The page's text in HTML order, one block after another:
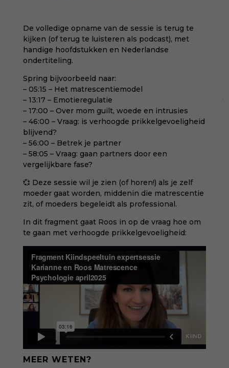
De volledige opname van de sessie is terug te
kijken (of terug te luisteren als podcast), met
handige hoofdstukken en Nederlandse
ondertiteling.
Spring bijvoorbeeld naar:
– 05:15 – Het matrescentiemodel
– 13:17 – Emotieregulatie
– 17:00 – Over mom guilt, woede en intrusies
– 46:00 – Vraag: is verhoogde prikkelgevoeligheid
blijvend?
– 56:00 – Betrek je partner
– 58:05 – Vraag: gaan partners door een
vergelijkbare fase?
💞 Deze sessie wil je zien (of horen!) als je zelf
moeder gaat worden, middenin die matrescentie
zit, of moeders begeleidt als professional.
In dit fragment gaat Roos in op de vraag hoe om
te gaan met verhoogde prikkelgevoeligheid:
MEER WETEN?